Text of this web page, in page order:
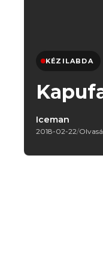
KÉZILABDA
Iceman
2018-02-22/